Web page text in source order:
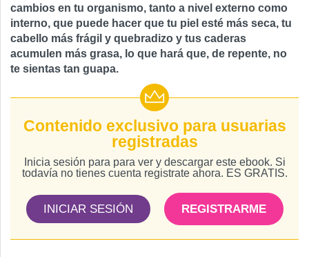
cambios en tu organismo, tanto a nivel externo como
interno, que puede hacer que tu piel esté más seca, tu
cabello más frágil y quebradizo y tus caderas
acumulen más grasa, lo que hará que, de repente, no
te sientas tan guapa.
Contenido exclusivo para usuarias
registradas
Inicia sesión para para ver y descargar este ebook. Si
todavía no tienes cuenta registrate ahora. ES GRATIS.
INICIAR SESIÓN REGISTRARME